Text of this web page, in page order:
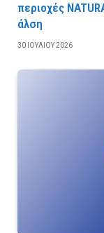
περιοχές
άλση
30 ΙΟΥΛΊΟΥ 2026